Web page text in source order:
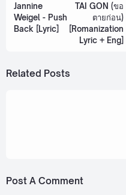
Jannine
Weigel - Push
Back [Lyric]
TAI GON (ขอ
ตายก่อน)
[Romanization
Lyric + Eng]
Related Posts
Post A Comment